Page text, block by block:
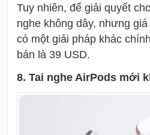
Tuy nhiên, để giải quyết
nghe không dây, nhưng
có một giải pháp khác
bán là 39 USD.
8. Tai nghe AirPods mới